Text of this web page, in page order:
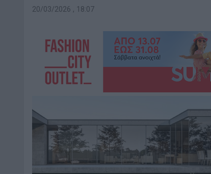
20/03/2026 , 18:07